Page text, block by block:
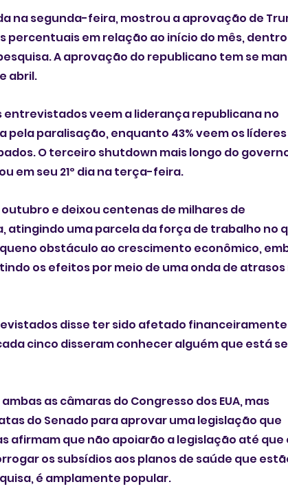
na segunda-feira, mostrou a aprovação de
percentuais em relação ao início do mês,
A aprovação do republicano tem se
abril.
entrevistados veem a liderança republicana no
pela paralisação, enquanto 43% veem os
O terceiro shutdown mais longo do
em seu 21º dia na terça-feira.
e deixou centenas de milhares de
atingindo uma parcela da força de trabalho no
obstáculo ao crescimento econômico,
os efeitos por meio de uma onda de atrasos
disse ter sido afetado
cinco disseram conhecer alguém que está se
as câmaras do Congresso dos EUA, mas
do Senado para aprovar uma legislação que
afirmam que não apoiarão a legislação até que
os subsídios aos planos de saúde que
é amplamente popular.